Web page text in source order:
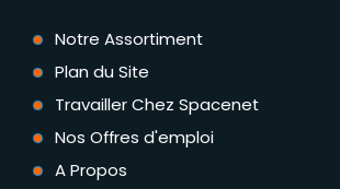
Notre Assortiment
Plan du Site
Travailler Chez Spacenet
Nos Offres d'emploi
A Propos